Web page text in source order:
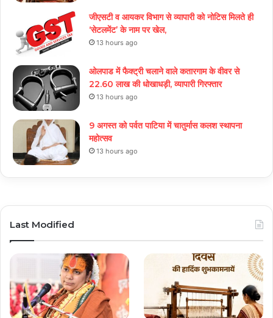
जीएसटी व आयकर विभाग से व्यापारी को नोटिस मिलते ही
‘सेटलमेंट’ के नाम पर खेल,
13 hours ago
ओलपाड में फैक्ट्री चलाने वाले कतारगाम के वीवर से
22.60 लाख की धोखाधड़ी, व्यापारी गिरफ्तार
13 hours ago
9 अगस्त को पर्वत पाटिया में चातुर्मास कलश स्थापना
महोत्सव
13 hours ago
Last Modified